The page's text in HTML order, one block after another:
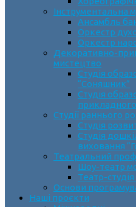
Інструментальна
Ансамбль
Оркестр
Оркестр
Декоративно-
мистецтво
Cтудія
“Соняшник”
Студія
Студії раннього
Студія
Студія
виховання
Театральний
Шоу-театр
Театр-студія
Основи
Наші проєкти